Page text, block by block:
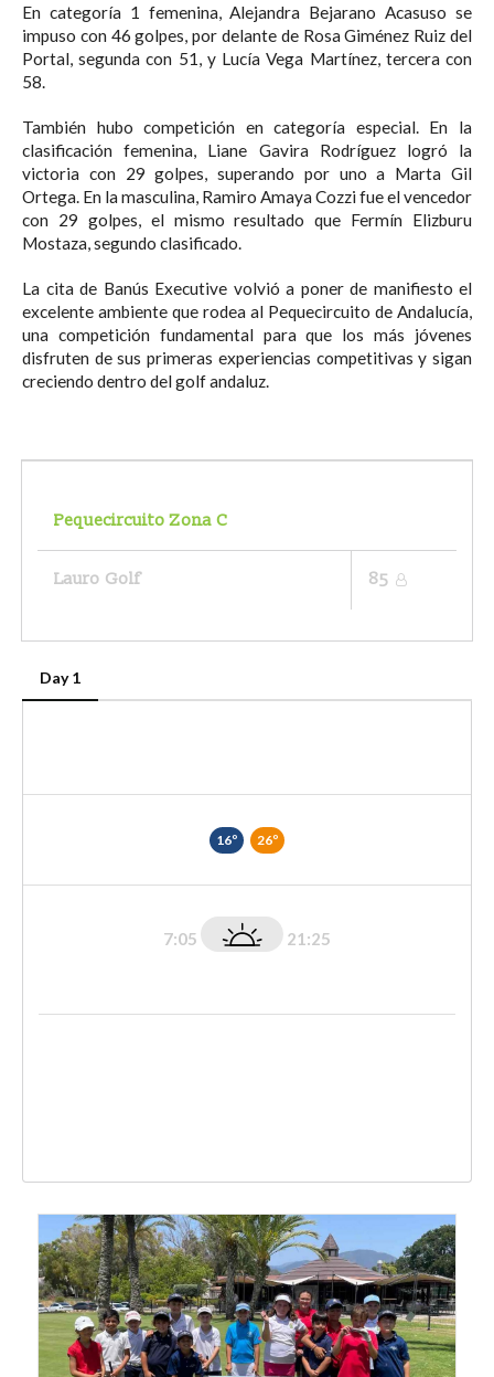
En categoría 1 femenina, Alejandra Bejarano Acasuso se
impuso con 46 golpes, por delante de Rosa Giménez Ruiz del
Portal, segunda con 51, y Lucía Vega Martínez, tercera con
58.
También hubo competición en categoría especial. En la
clasificación femenina, Liane Gavira Rodríguez logró la
victoria con 29 golpes, superando por uno a Marta Gil
Ortega. En la masculina, Ramiro Amaya Cozzi fue el vencedor
con 29 golpes, el mismo resultado que Fermín Elizburu
Mostaza, segundo clasificado.
La cita de Banús Executive volvió a poner de manifiesto el
excelente ambiente que rodea al Pequecircuito de Andalucía,
una competición fundamental para que los más jóvenes
disfruten de sus primeras experiencias competitivas y sigan
creciendo dentro del golf andaluz.
Pequecircuito Zona C
Lauro Golf 85
Day 1
16º 26º
7:05 21:25